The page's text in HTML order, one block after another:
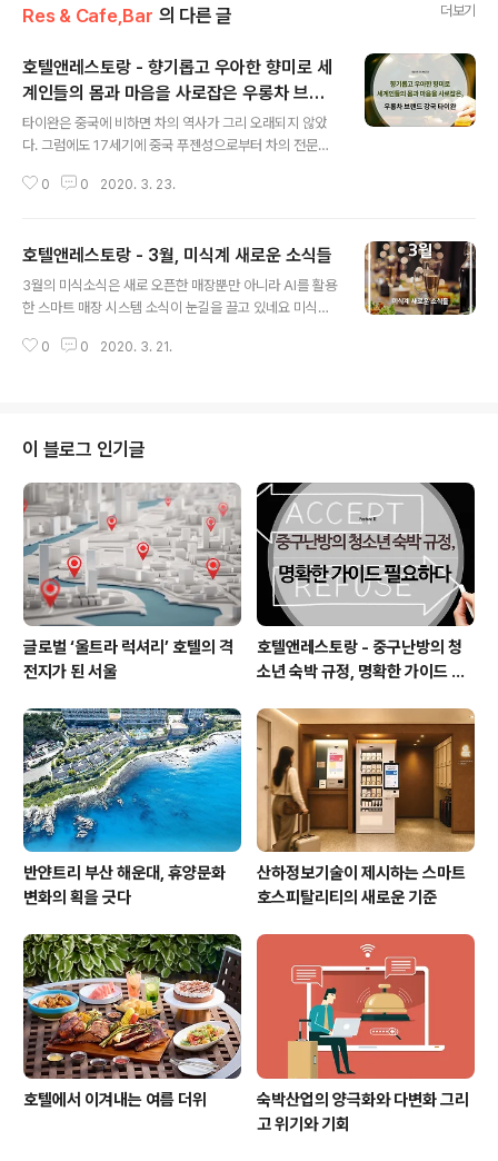
Res & Cafe,Bar 의 다른 글 더보기
호텔앤레스토랑 - 향기롭고 우아한 향미로 세
계인들의 몸과 마음을 사로잡은 우롱차 브랜
드 강국, 타이완
타이완은 중국에 비하면 차의 역사가 그리 오래되지 않았
다. 그럼에도 17세기에 중국 푸젠성으로부터 차의 전문기
게 고품질의 우롱차를 생산해 세계인들의 입맛을 사로잡았
안으로 약 150km 지점에 위치한 조그만 섬나라 타이완. 1
6세기에는 서양인으로서는 포르투갈 인이 처음 발견한 뒤,
‘아름답다’는 뜻으로 ‘포르모사(Formosa)’라 불렀다. 당
기 시작하면서 중국과의 티 무역도 점차 경쟁에 불이 붙기
0 0 2020. 3. 23.
호텔앤레스토랑 - 3월, 미식계 새로운 소식들
3월의 미식소식은 새로 오픈한 매장뿐만 아니라 AI를 활용
한 스마트 매장 시스템 소식이 눈길을 끌고 있네요 미식계
ps://beat.dalkomm.com ***홈페이지 바로가기***
0 0 2020. 3. 21.
이 블로그 인기글
글로벌 ‘울트라 럭셔리’ 호텔의 격
전지가 된 서울
호텔앤레스토랑 - 중구난방의 청
소년 숙박 규정, 명확한 가이드 필
반얀트리 부산 해운대, 휴양문화
변화의 획을 긋다
산하정보기술이 제시하는 스마트
호스피탈리티의 새로운 기준
호텔에서 이겨내는 여름 더위
숙박산업의 양극화와 다변화 그리
고 위기와 기회